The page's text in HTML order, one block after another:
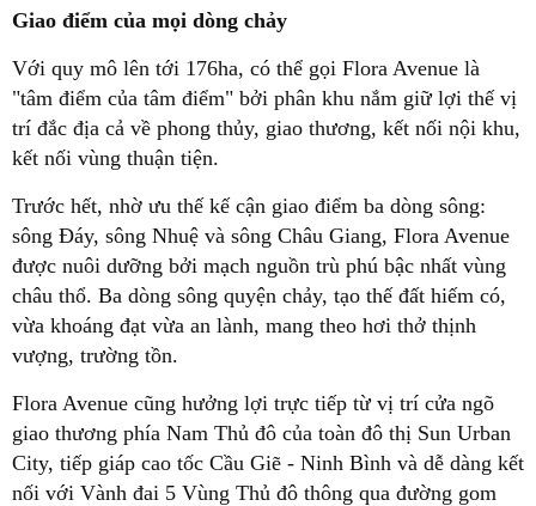
Giao điểm của mọi dòng chảy
Với quy mô lên tới 176ha, có thể gọi Flora Avenue là
"tâm điểm của tâm điểm" bởi phân khu nắm giữ lợi thế vị
trí đắc địa cả về phong thủy, giao thương, kết nối nội khu,
kết nối vùng thuận tiện.
Trước hết, nhờ ưu thế kế cận giao điểm ba dòng sông:
sông Đáy, sông Nhuệ và sông Châu Giang, Flora Avenue
được nuôi dưỡng bởi mạch nguồn trù phú bậc nhất vùng
châu thổ. Ba dòng sông quyện chảy, tạo thế đất hiếm có,
vừa khoáng đạt vừa an lành, mang theo hơi thở thịnh
vượng, trường tồn.
Flora Avenue cũng hưởng lợi trực tiếp từ vị trí cửa ngõ
giao thương phía Nam Thủ đô của toàn đô thị Sun Urban
City, tiếp giáp cao tốc Cầu Giẽ - Ninh Bình và dễ dàng kết
nối với Vành đai 5 Vùng Thủ đô thông qua đường gom